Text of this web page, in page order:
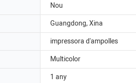
Nou
Guangdong, Xina
impressora d'ampolles
Multicolor
1 any